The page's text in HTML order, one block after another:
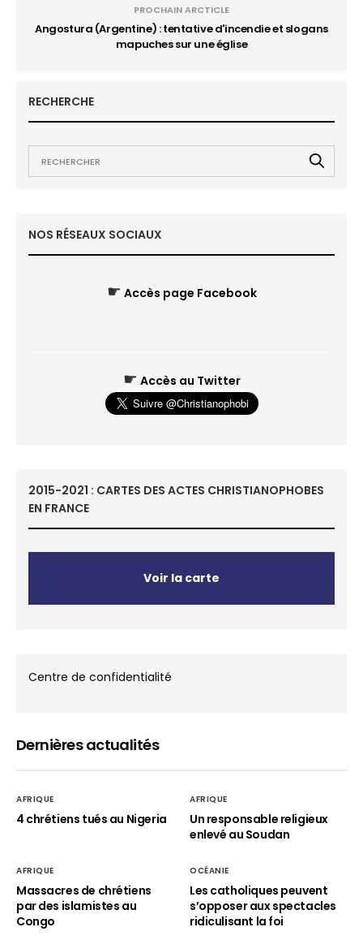
PROCHAIN ARCTICLE
Angostura (Argentine) : tentative d'incendie et slogans
mapuches sur une église
RECHERCHE
NOS RÉSEAUX SOCIAUX
☛ Accès page Facebook
☛ Accès au Twitter
2015-2021 : CARTES DES ACTES CHRISTIANOPHOBES
EN FRANCE
Voir la carte
Centre de confidentialité
Dernières actualités
AFRIQUE
4 chrétiens tués au Nigeria
AFRIQUE
Un responsable religieux
enlevé au Soudan
AFRIQUE
Massacres de chrétiens
par des islamistes au
Congo
OCÉANIE
Les catholiques peuvent
s’opposer aux spectacles
ridiculisant la foi